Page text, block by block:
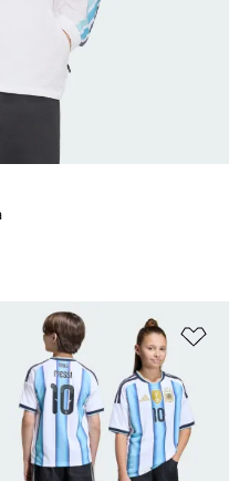
do zoznamu želaných